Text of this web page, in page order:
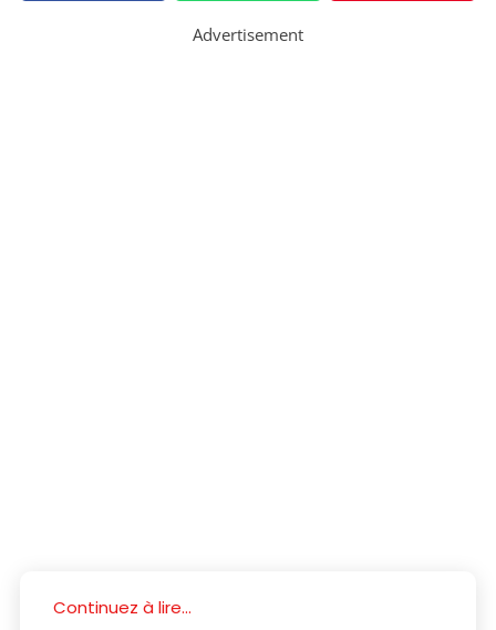
Advertisement
Continuez à lire...